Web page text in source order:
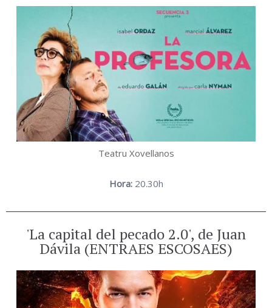
Teatru Xovellanos
Hora:20.30h
'La capital del pecado 2.0', de Juan
Dávila (ENTRAES ESCOSAES)